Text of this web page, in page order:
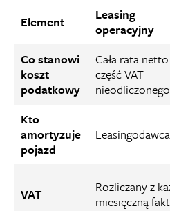
Element
Leasing
operacyjny
Co stanowi
koszt
podatkowy
Cała rata
część VAT
nieodliczonego
Kto
amortyzuje
pojazd
Leasingodawca
VAT
Rozliczany z
miesięczną